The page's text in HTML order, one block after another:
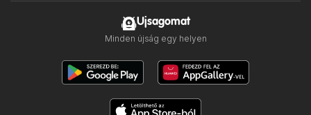
Ujsagomat
Minden újság egy helyen